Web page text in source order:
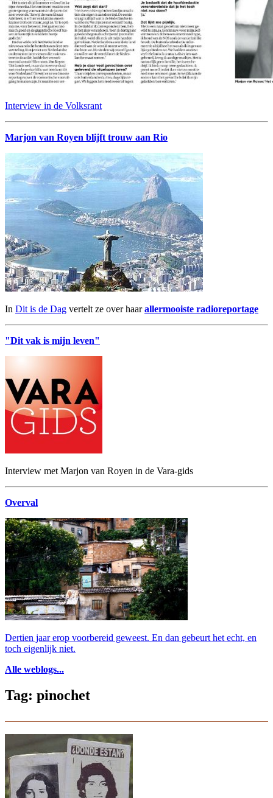
Interview in de Volksrant
Marjon van Royen blijft trouw aan Rio
In Dit is de Dag vertelt ze over haarallermooiste radioreportage
"Dit vak is mijn leven"
Interview met Marjon van Royen in de Vara-gids
Overval
Dertien jaar erop voorbereid geweest. En dan gebeurt het echt, en
toch eigenlijk niet.
Alle weblogs...
Tag: pinochet